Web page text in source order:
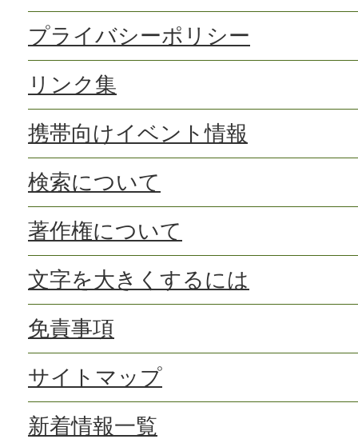
プライバシーポリシー
リンク集
携帯向けイベント情報
検索について
著作権について
文字を大きくするには
免責事項
サイトマップ
新着情報一覧